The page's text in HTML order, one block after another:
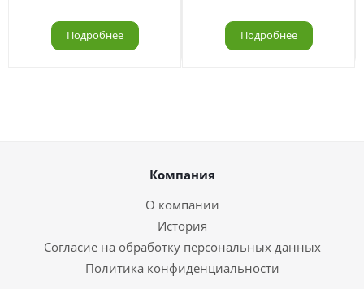
Подробнее Подробнее
Компания
О компании
История
Согласие на обработку персональных данных
Политика конфиденциальности